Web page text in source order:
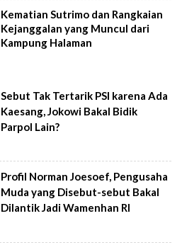
Kematian Sutrimo dan Rangkaian
Kejanggalan yang Muncul dari
Kampung Halaman
Sebut Tak Tertarik PSI karena Ada
Kaesang, Jokowi Bakal Bidik
Parpol Lain?
Profil Norman Joesoef, Pengusaha
Muda yang Disebut-sebut Bakal
Dilantik Jadi Wamenhan RI